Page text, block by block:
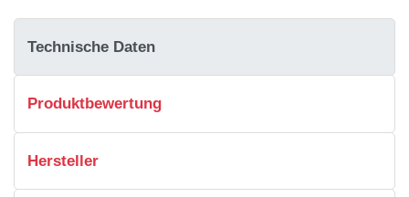
Technische Daten
Produktbewertung
Hersteller